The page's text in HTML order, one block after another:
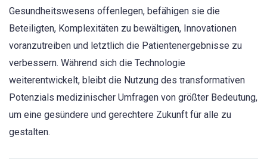
Gesundheitswesens offenlegen, befähigen sie die
Beteiligten, Komplexitäten zu bewältigen, Innovationen
voranzutreiben und letztlich die Patientenergebnisse zu
verbessern. Während sich die Technologie
weiterentwickelt, bleibt die Nutzung des transformativen
Potenzials medizinischer Umfragen von größter Bedeutung,
um eine gesündere und gerechtere Zukunft für alle zu
gestalten.